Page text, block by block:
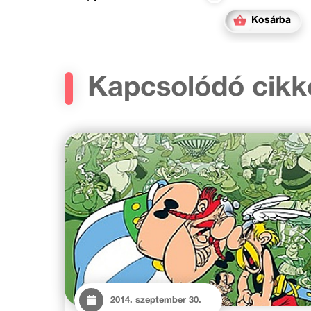
Kosárba
Kapcsolódó
2014. szeptember 30.